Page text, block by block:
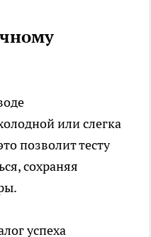
или слегка
позволит тесту
сохраняя
успеха